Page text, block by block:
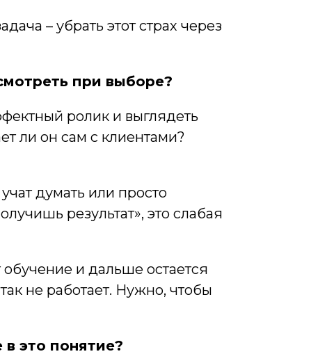
– убрать этот страх через
при выборе?
ролик и выглядеть
ли он сам с клиентами?
думать или просто
результат», это слабая
обучение и дальше остается
не работает. Нужно, чтобы
в это понятие?